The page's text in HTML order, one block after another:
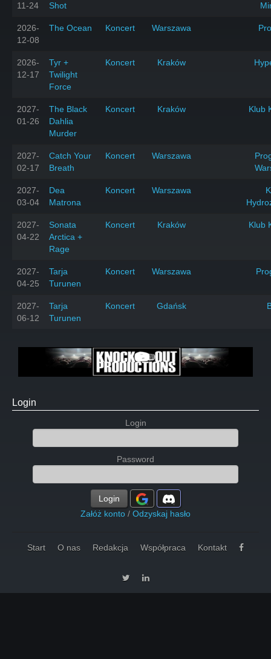
11-24
Shot
2026-
12-08
The Ocean Koncert Warszawa
2026-
12-17
Tyr +
Twilight
Force
Koncert Kraków
2027-
01-26
The Black
Dahlia
Murder
Koncert Kraków Klub
2027-
02-17
Catch Your
Breath
Koncert Warszawa
2027-
03-04
Dea
Matrona
Koncert Warszawa
2027-
04-22
Sonata
Arctica +
Rage
Koncert Kraków Klub
2027-
04-25
Tarja
Turunen
Koncert Warszawa
2027-
06-12
Tarja
Turunen
Koncert Gdańsk
Login
Login
Password
Login
Załóż konto / Odzyskaj hasło
Start O nas Redakcja Współpraca Kontakt